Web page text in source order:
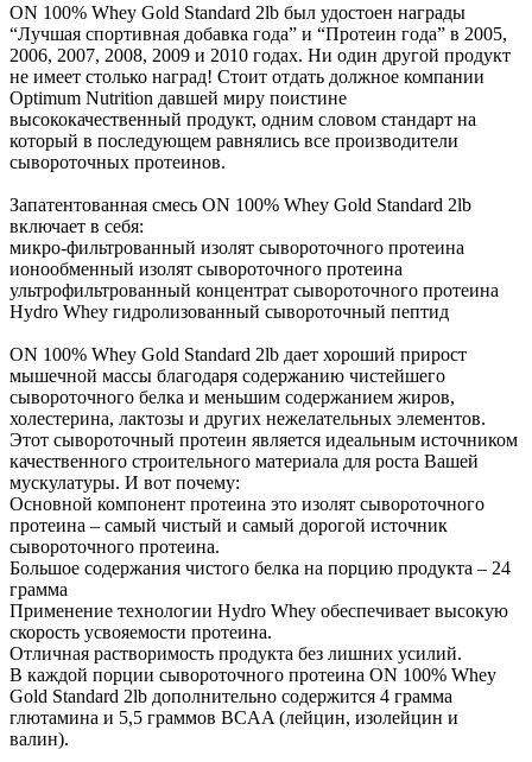
ON 100% Whey Gold Standard 2lb был удостоен награды
“Лучшая спортивная добавка года” и “Протеин года” в 2005,
2006, 2007, 2008, 2009 и 2010 годах. Ни один другой продукт
не имеет столько наград! Стоит отдать должное компании
Optimum Nutrition давшей миру поистине
высококачественный продукт, одним словом стандарт на
который в последующем равнялись все производители
сывороточных протеинов.
Запатентованная смесь ON 100% Whey Gold Standard 2lb
включает в себя:
микро-фильтрованный изолят сывороточного протеина
ионообменный изолят сывороточного протеина
ультрофильтрованный концентрат сывороточного протеина
Hydro Whey гидролизованный сывороточный пептид
ON 100% Whey Gold Standard 2lb дает хороший прирост
мышечной массы благодаря содержанию чистейшего
сывороточного белка и меньшим содержанием жиров,
холестерина, лактозы и других нежелательных элементов.
Этот сывороточный протеин является идеальным источником
качественного строительного материала для роста Вашей
мускулатуры. И вот почему:
Основной компонент протеина это изолят сывороточного
протеина – самый чистый и самый дорогой источник
сывороточного протеина.
Большое содержания чистого белка на порцию продукта – 24
грамма
Применение технологии Hydro Whey обеспечивает высокую
скорость усвояемости протеина.
Отличная растворимость продукта без лишних усилий.
В каждой порции сывороточного протеина ON 100% Whey
Gold Standard 2lb дополнительно содержится 4 грамма
глютамина и 5,5 граммов BCAA (лейцин, изолейцин и
валин).